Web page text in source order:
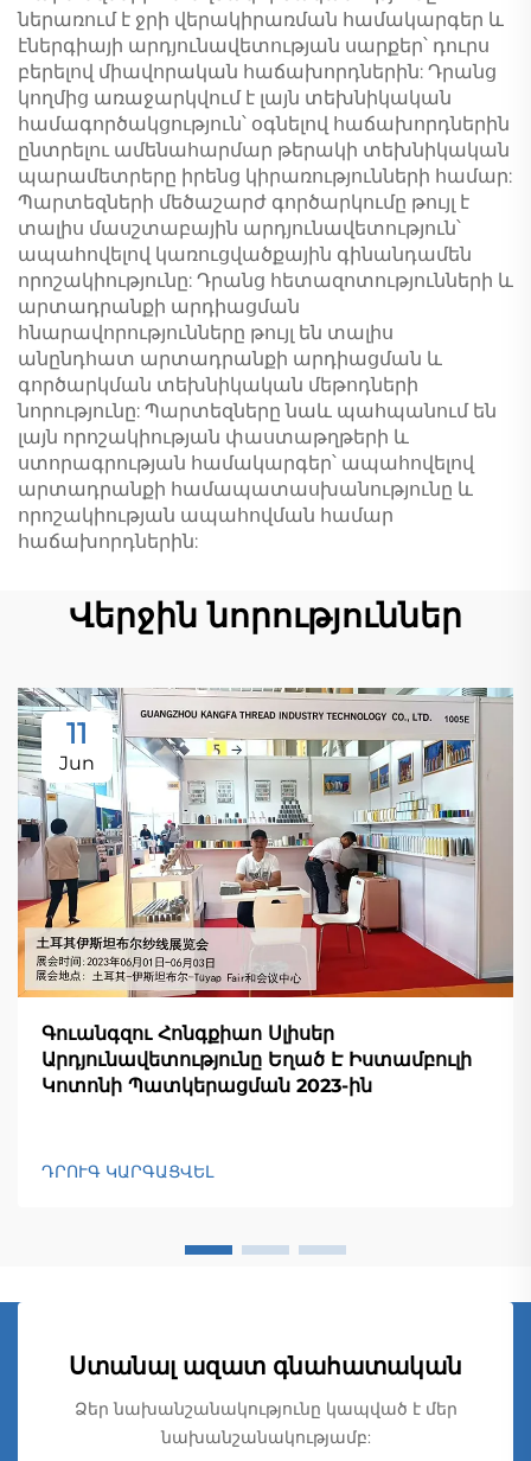
ներառում է ջրի վերակիրառման համակարգեր և
էներգիայի արդյունավետության սարքեր՝ դուրս
բերելով միավորական հաճախորդներին: Դրանց
կողմից առաջարկվում է լայն տեխնիկական
համագործակցություն՝ օգնելով հաճախորդներին
ընտրելու ամենահարմար թերակի տեխնիկական
պարամետրերը իրենց կիրառությունների համար:
Պարտեզների մեծաշարժ գործարկումը թույլ է
տալիս մասշտաբային արդյունավետություն՝
ապահովելով կառուցվածքային գինանդամեն
որոշակիությունը: Դրանց հետազոտությունների և
արտադրանքի արդիացման
հնարավորությունները թույլ են տալիս
անընդհատ արտադրանքի արդիացման և
գործարկման տեխնիկական մեթոդների
նորությունը: Պարտեզները նաև պահպանում են
լայն որոշակիության փաստաթղթերի և
ստորագրության համակարգեր՝ ապահովելով
արտադրանքի համապատասխանությունը և
որոշակիության ապահովման համար
հաճախորդներին:
Վերջին նորություններ
11
Jun
Գուանգզու Հոնգքիաո Սլիսեր
Արդյունավետությունը Եղած Է Իստամբուլի
Կոտոնի Պատկերացման 2023-ին
ԴՐՈՒԳ ԿԱՐԳԱՑՎԵԼ
Ստանալ ազատ գնահատական
Ձեր նախանշանակությունը կապված է մեր
նախանշանակությամբ: